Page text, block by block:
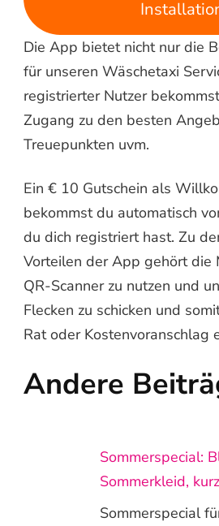
Die App bietet nicht nur die
für unseren Wäschetaxi
registrierter Nutzer
Zugang zu den besten
Treuepunkten uvm.
Ein € 10 Gutschein als
bekommst du automatisch
du dich registriert hast. Zu
Vorteilen der App gehört die
QR-Scanner zu nutzen und
Flecken zu schicken und
Rat oder Kostenvoranschlag
Andere
Sommerspecial:
Sommerkleid,
Sommerspecial